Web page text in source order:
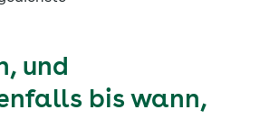
und
bis wann,